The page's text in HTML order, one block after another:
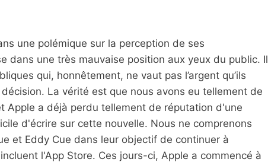
une polémique sur la perception de ses
dans une très mauvaise position aux yeux du public. Il
qui, honnêtement, ne vaut pas l’argent qu’ils
La vérité est que nous avons eu tellement de
Apple a déjà perdu tellement de réputation d'une
d'écrire sur cette nouvelle. Nous ne comprenons
et Eddy Cue dans leur objectif de continuer à
l'App Store. Ces jours-ci, Apple a commencé à